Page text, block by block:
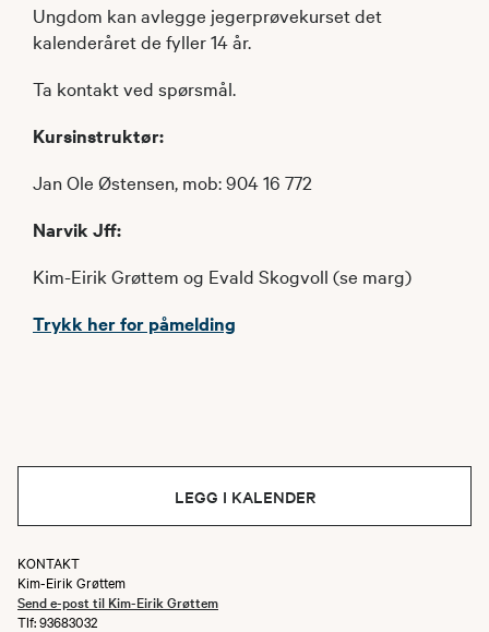
Ungdom kan avlegge jegerprøvekurset det
kalenderåret de fyller 14 år.
Ta kontakt ved spørsmål.
Kursinstruktør:
Jan Ole Østensen, mob: 904 16 772
Narvik Jff:
Kim-Eirik Grøttem og Evald Skogvoll (se marg)
Trykk her for påmelding
LEGG I KALENDER
KONTAKT
Kim-Eirik Grøttem
Send e-post til Kim-Eirik Grøttem
Tlf: 93683032